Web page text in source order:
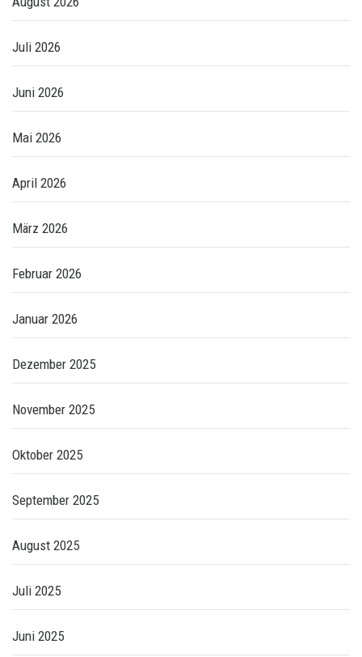
Juli 2026
Juni 2026
Mai 2026
April 2026
März 2026
Februar 2026
Januar 2026
Dezember 2025
November 2025
Oktober 2025
September 2025
August 2025
Juli 2025
Juni 2025